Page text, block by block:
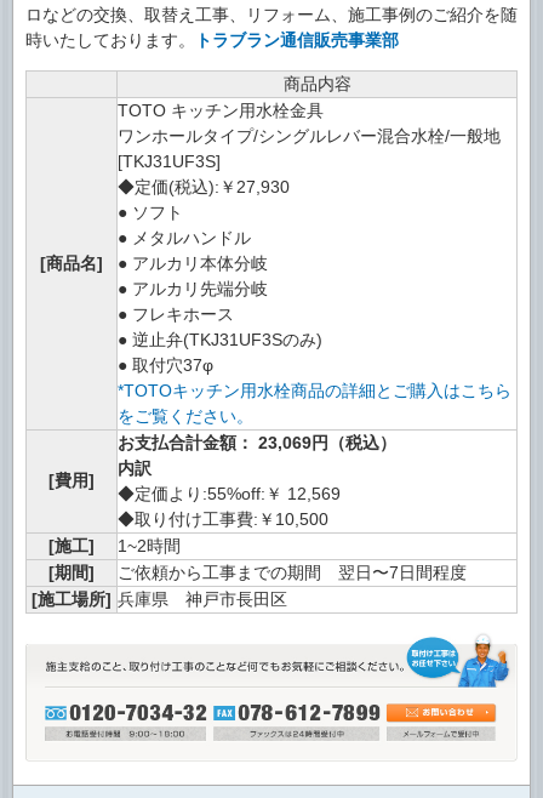
ロなどの交換、取替え工事、リフォーム、施工事例のご紹介を随
時いたしております。
トラブラン通信販売事業部
商品内容
[商品名]
TOTO キッチン用水栓金具
ワンホールタイプ/シングルレバー混合水栓/一般地
[TKJ31UF3S]
◆定価(税込):￥27,930
● ソフト
● メタルハンドル
● アルカリ本体分岐
● アルカリ先端分岐
● フレキホース
● 逆止弁(TKJ31UF3Sのみ)
● 取付穴37φ
*TOTOキッチン用水栓商品の詳細とご購入はこちら
をご覧ください。
[費用]
お支払合計金額： 23,069円（税込）
内訳
◆定価より:55%off:￥ 12,569
◆取り付け工事費:￥10,500
[施工]
1~2時間
[期間]
ご依頼から工事までの期間 翌日〜7日間程度
[施工場所] 兵庫県 神戸市長田区